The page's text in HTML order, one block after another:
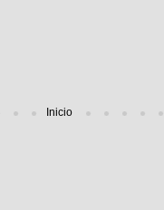
Inicio